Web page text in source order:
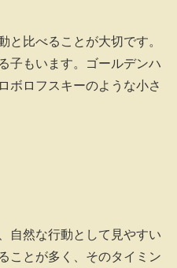
比べることが大切です。
子もいます。ゴールデンハ
ボロフスキーのような小さ
自然な行動として見やすい
ことが多く、そのタイミン